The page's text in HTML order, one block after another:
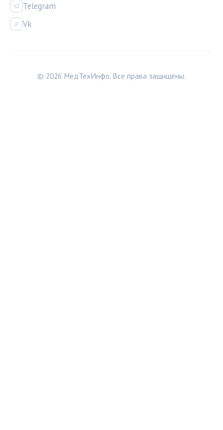
Telegram
Vk
© 2026 МедТехИнфо. Все права защищены.